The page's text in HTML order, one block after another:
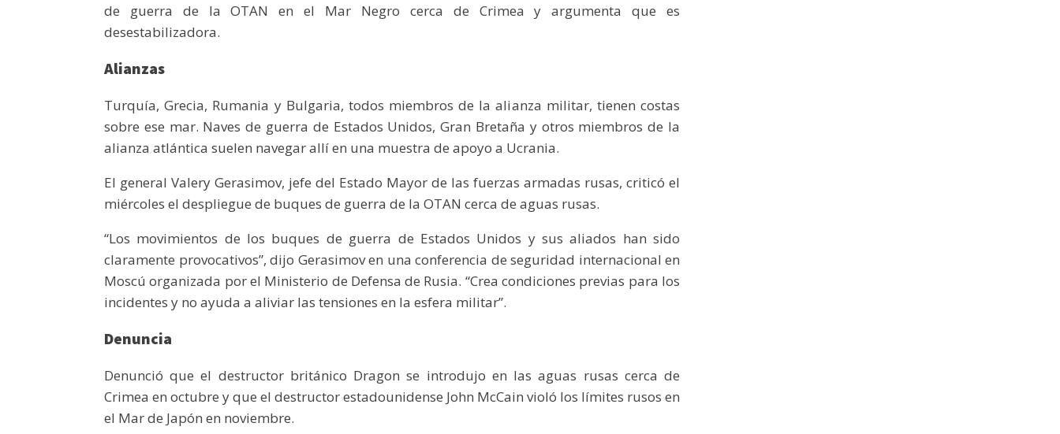
de guerra de la OTAN en el Mar Negro cerca de Crimea y argumenta que es
desestabilizadora.
Alianzas
Turquía, Grecia, Rumania y Bulgaria, todos miembros de la alianza militar, tienen costas
sobre ese mar. Naves de guerra de Estados Unidos, Gran Bretaña y otros miembros de la
alianza atlántica suelen navegar allí en una muestra de apoyo a Ucrania.
El general Valery Gerasimov, jefe del Estado Mayor de las fuerzas armadas rusas, criticó el
miércoles el despliegue de buques de guerra de la OTAN cerca de aguas rusas.
“Los movimientos de los buques de guerra de Estados Unidos y sus aliados han sido
claramente provocativos”, dijo Gerasimov en una conferencia de seguridad internacional en
Moscú organizada por el Ministerio de Defensa de Rusia. “Crea condiciones previas para los
incidentes y no ayuda a aliviar las tensiones en la esfera militar”.
Denuncia
Denunció que el destructor británico Dragon se introdujo en las aguas rusas cerca de
Crimea en octubre y que el destructor estadounidense John McCain violó los límites rusos en
el Mar de Japón en noviembre.